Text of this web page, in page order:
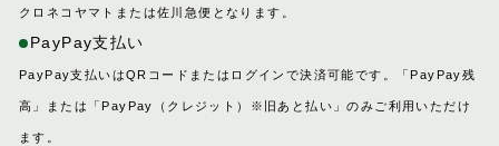
クロネコヤマトまたは佐川急便となります。
PayPay支払い
PayPay支払いはQRコードまたはログインで決済可能です。「PayPay残
高」または「PayPay（クレジット）※旧あと払い」のみご利用いただけ
ます。